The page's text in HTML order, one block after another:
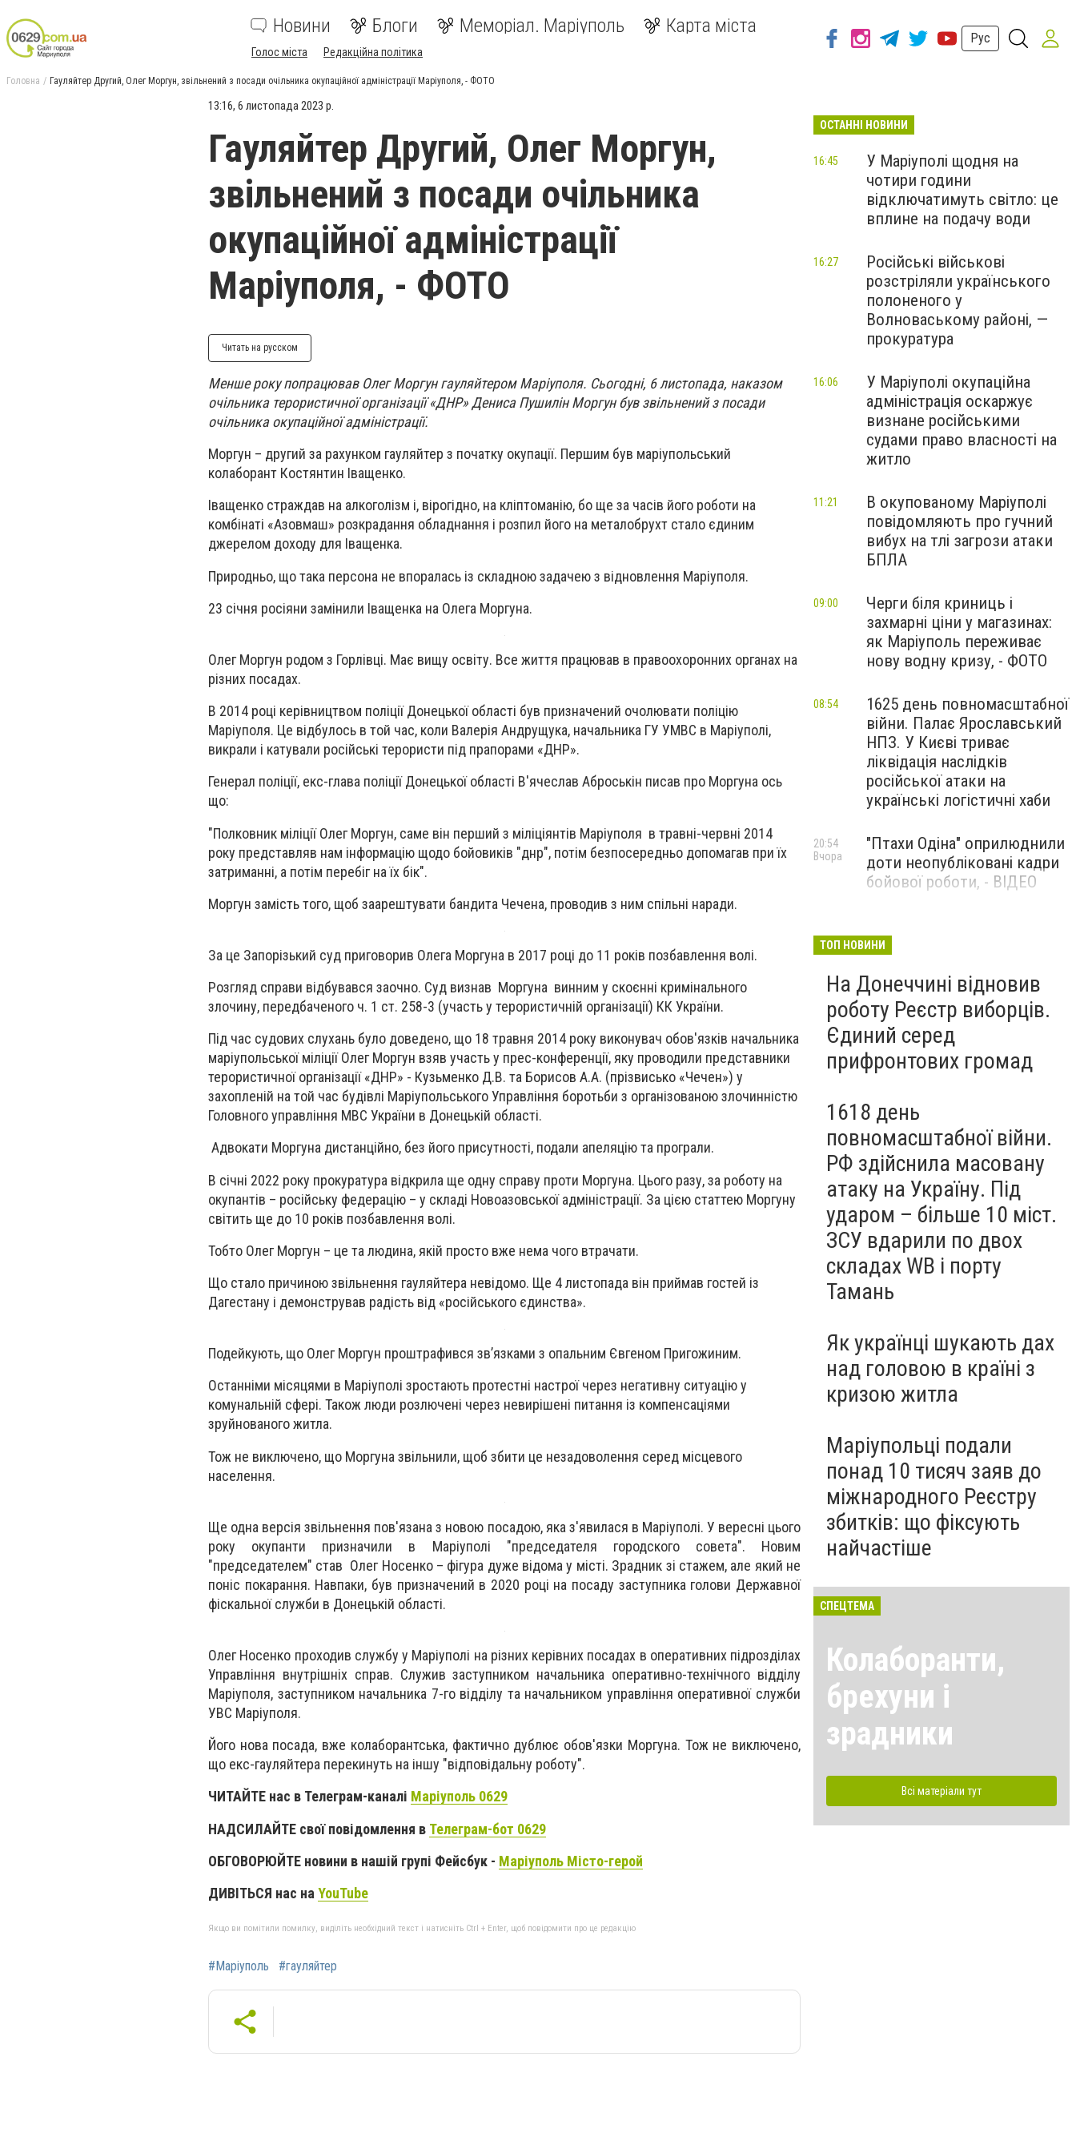
Новини Блоги Меморіал. Маріуполь Карта міста
Голос міста Редакційна політика
Рус
Головна Гауляйтер Другий, Олег Моргун, звільнений з посади очільника окупаційної адміністрації Маріуполя, - ФОТО
13:16, 6 листопада 2023 р.
Гауляйтер Другий, Олег Моргун,
звільнений з посади очільника
окупаційної адміністрації
Маріуполя, - ФОТО
Читать на русском
Менше року попрацював Олег Моргун гауляйтером Маріуполя. Сьогодні, 6 листопада, наказом
очільника терористичної організації «ДНР» Дениса Пушилін Моргун був звільнений з посади
очільника окупаційної адміністрації.
Моргун – другий за рахунком гауляйтер з початку окупації. Першим був маріупольський
колаборант Костянтин Іващенко.
Іващенко страждав на алкоголізм і, вірогідно, на кліптоманію, бо ще за часів його роботи на
комбінаті «Азовмаш» розкрадання обладнання і розпил його на металобрухт стало єдиним
джерелом доходу для Іващенка.
Природньо, що така персона не впоралась із складною задачею з відновлення Маріуполя.
23 січня росіяни замінили Іващенка на Олега Моргуна.
Олег Моргун родом з Горлівці. Має вищу освіту. Все життя працював в правоохоронних органах на
різних посадах.
В 2014 році керівництвом поліції Донецької області був призначений очолювати поліцію
Маріуполя. Це відбулось в той час, коли Валерія Андрущука, начальника ГУ УМВС в Маріуполі,
викрали і катували російські терористи під прапорами «ДНР».
Генерал поліції, екс-глава поліції Донецької області В'ячеслав Аброськін писав про Моргуна ось
що:
"Полковник міліції Олег Моргун, саме він перший з міліціянтів Маріуполя в травні-червні 2014
року представляв нам інформацію щодо бойовиків "днр", потім безпосередньо допомагав при їх
затриманні, а потім перебіг на їх бік".
Моргун замість того, щоб заарештувати бандита Чечена, проводив з ним спільні наради.
За це Запорізький суд приговорив Олега Моргуна в 2017 році до 11 років позбавлення волі.
Розгляд справи відбувався заочно. Суд визнав Моргуна винним у скоєнні кримінального
злочину, передбаченого ч. 1 ст. 258-3 (участь у терористичній організації) КК України.
Під час судових слухань було доведено, що 18 травня 2014 року виконувач обов'язків начальника
маріупольської міліції Олег Моргун взяв участь у прес-конференції, яку проводили представники
терористичної організації «ДНР» - Кузьменко Д.В. та Борисов А.А. (прізвисько «Чечен») у
захопленій на той час будівлі Маріупольського Управління боротьби з організованою злочинністю
Головного управління МВС України в Донецькій області.
Адвокати Моргуна дистанційно, без його присутності, подали апеляцію та програли.
В січні 2022 року прокуратура відкрила ще одну справу проти Моргуна. Цього разу, за роботу на
окупантів – російську федерацію – у складі Новоазовської адміністрації. За цією статтею Моргуну
світить ще до 10 років позбавлення волі.
Тобто Олег Моргун – це та людина, якій просто вже нема чого втрачати.
Що стало причиною звільнення гауляйтера невідомо. Ще 4 листопада він приймав гостей із
Дагестану і демонстрував радість від «російського єдинства».
Подейкують, що Олег Моргун проштрафився зв’язками з опальним Євгеном Пригожиним.
Останніми місяцями в Маріуполі зростають протестні настрої через негативну ситуацію у
комунальній сфері. Також люди розлючені через невирішені питання із компенсаціями
зруйнованого житла.
Тож не виключено, що Моргуна звільнили, щоб збити це незадоволення серед місцевого
населення.
Ще одна версія звільнення пов'язана з новою посадою, яка з'явилася в Маріуполі. У вересні цього
року окупанти призначили в Маріуполі "председателя городского совета". Новим
"председателем" став Олег Носенко – фігура дуже відома у місті. Зрадник зі стажем, але який не
поніс покарання. Навпаки, був призначений в 2020 році на посаду заступника голови Державної
фіскальної служби в Донецькій області.
Олег Носенко проходив службу у Маріуполі на різних керівних посадах в оперативних підрозділах
Управління внутрішніх справ. Служив заступником начальника оперативно-технічного відділу
Маріуполя, заступником начальника 7-го відділу та начальником управління оперативної служби
УВС Маріуполя.
Його нова посада, вже колаборантська, фактично дублює обов'язки Моргуна. Тож не виключено,
що екс-гауляйтера перекинуть на іншу "відповідальну роботу".
ЧИТАЙТЕ нас в Телеграм-каналі Маріуполь 0629
НАДСИЛАЙТЕ свої повідомлення в Телеграм-бот 0629
ОБГОВОРЮЙТЕ новини в нашій групі Фейсбук - Маріуполь Місто-герой
ДИВІТЬСЯ нас на YouTube
Якщо ви помітили помилку, виділіть необхідний текст і натисніть Ctrl + Enter, щоб повідомити про це редакцію
#Маріуполь #гауляйтер
ОСТАННІ НОВИНИ
У Маріуполі щодня на
чотири години
відключатимуть світло: це
вплине на подачу води
16:45
Російські військові
розстріляли українського
полоненого у
Волноваському районі, —
прокуратура
16:27
У Маріуполі окупаційна
адміністрація оскаржує
визнане російськими
судами право власності на
житло
16:06
В окупованому Маріуполі
повідомляють про гучний
вибух на тлі загрози атаки
БПЛА
11:21
Черги біля криниць і
захмарні ціни у магазинах:
як Маріуполь переживає
нову водну кризу, - ФОТО
09:00
1625 день повномасштабної
війни. Палає Ярославський
НПЗ. У Києві триває
ліквідація наслідків
російської атаки на
українські логістичні хаби
08:54
"Птахи Одіна" оприлюднили
доти неопубліковані кадри
бойової роботи, - ВІДЕО
20:54
Вчора
Бєдняков зіграє тата
новому українському
фільмі, - ФОТО
Вчора
ТОП НОВИНИ
На Донеччині відновив
роботу Реєстр виборців.
Єдиний серед
прифронтових громад
1618 день
повномасштабної війни.
РФ здійснила масовану
атаку на Україну. Під
ударом – більше 10 міст.
ЗСУ вдарили по двох
складах WB і порту
Тамань
Як українці шукають дах
над головою в країні з
кризою житла
Маріупольці подали
понад 10 тисяч заяв до
міжнародного Реєстру
збитків: що фіксують
найчастіше
СПЕЦТЕМА
Колаборанти,
брехуни і
зрадники
Всі матеріали тут